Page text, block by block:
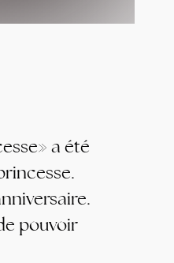
a été
pouvoir